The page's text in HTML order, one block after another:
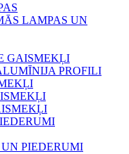
LAMPAS UN
GAISMEKĻI
PROFILI
PIEDERUMI